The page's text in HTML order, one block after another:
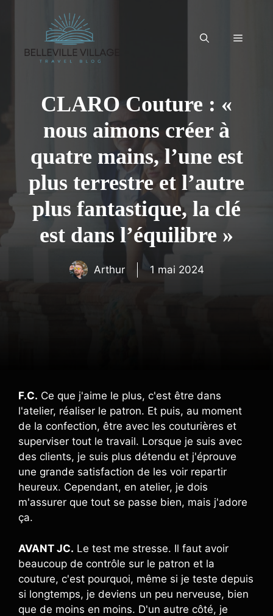
Menu
CLARO Couture : «
nous aimons créer à
quatre mains, l’une est
plus terrestre et l’autre
plus fantastique, la clé
est dans l’équilibre »
Arthur 1 mai 2024
F.C. Ce que j'aime le plus, c'est être dans
l'atelier, réaliser le patron. Et puis, au moment
de la confection, être avec les couturières et
superviser tout le travail. Lorsque je suis avec
des clients, je suis plus détendu et j'éprouve
une grande satisfaction de les voir repartir
heureux. Cependant, en atelier, je dois
m'assurer que tout se passe bien, mais j'adore
ça.
AVANT JC. Le test me stresse. Il faut avoir
beaucoup de contrôle sur le patron et la
couture, c'est pourquoi, même si je teste depuis
si longtemps, je deviens un peu nerveuse, bien
que de moins en moins. D'un autre côté, je